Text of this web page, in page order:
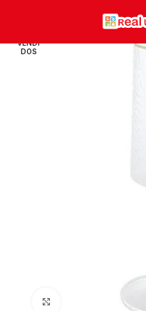
VENDI
DOS
Clique para ampliar